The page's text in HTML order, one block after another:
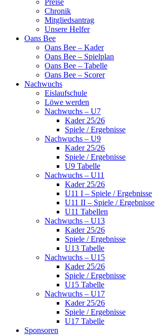
Preise
Chronik
Mitgliedsantrag
Unsere Helfer
Oans Bee
Oans Bee – Kader
Oans Bee – Spielplan
Oans Bee – Tabelle
Oans Bee – Scorer
Nachwuchs
Eislaufschule
Löwe werden
Nachwuchs – U7
Kader 25/26
Spiele / Ergebnisse
Nachwuchs – U9
Kader 25/26
Spiele / Ergebnisse
U9 Tabelle
Nachwuchs – U11
Kader 25/26
U11 I – Spiele / Ergebnisse
U11 II – Spiele / Ergebnisse
U11 Tabellen
Nachwuchs – U13
Kader 25/26
Spiele / Ergebnisse
U13 Tabelle
Nachwuchs – U15
Kader 25/26
Spiele / Ergebnisse
U15 Tabelle
Nachwuchs – U17
Kader 25/26
Spiele / Ergebnisse
U17 Tabelle
Sponsoren